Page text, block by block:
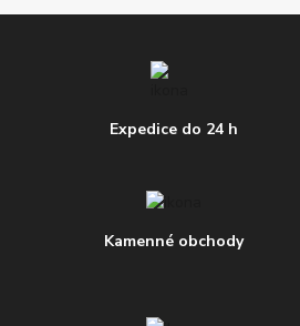
Expedice do 24 h
Kamenné obchody